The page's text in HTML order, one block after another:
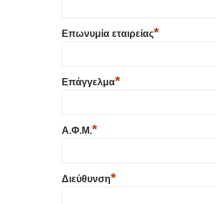
Επωνυμία εταιρείας*
Επάγγελμα*
Α.Φ.Μ.*
Διεύθυνση*